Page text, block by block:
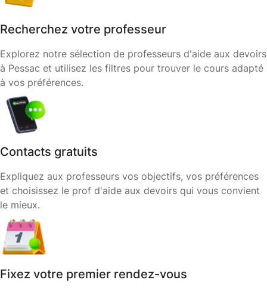
Recherchez votre professeur
Explorez notre sélection de professeurs d'aide aux devoirs
à Pessac et utilisez les filtres pour trouver le cours adapté
à vos préférences.
Contacts gratuits
Expliquez aux professeurs vos objectifs, vos préférences
et choisissez le prof d'aide aux devoirs qui vous convient
le mieux.
Fixez votre premier rendez-vous